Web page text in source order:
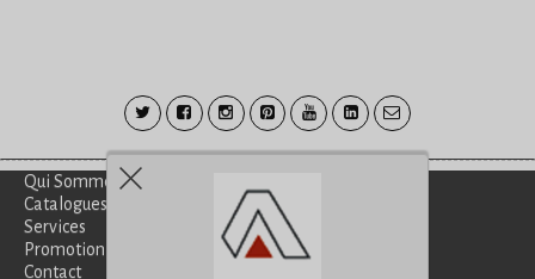
Qui Sommes-Nous?
Catalogues
Services
Promotion
Contact